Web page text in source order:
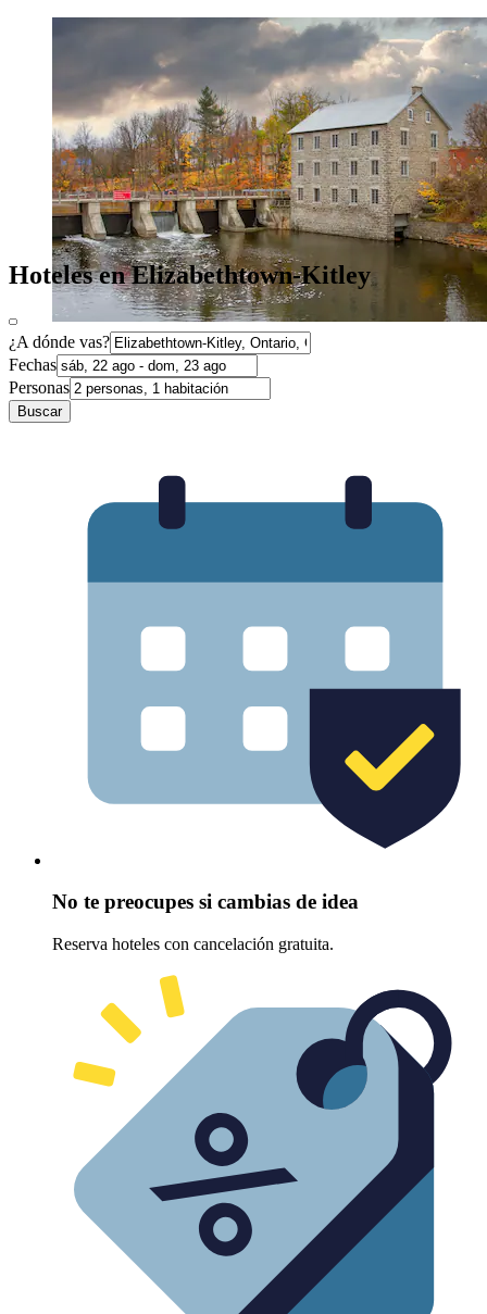
Hoteles en Elizabethtown-Kitley
¿A dónde vas?
Fechas
Personas
Buscar
No te preocupes si cambias de idea
Reserva hoteles con cancelación gratuita.